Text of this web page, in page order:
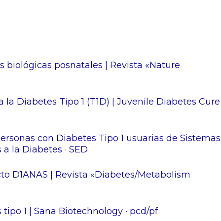
posnatales | Revista «Nature
Diabetes Tipo 1 (T1D) | Juvenile Diabetes Cure
con Diabetes Tipo 1 usuarias de Sistemas
la Diabetes · SED
D1ANAS | Revista «Diabetes/Metabolism
1 | Sana Biotechnology · pcd/pf